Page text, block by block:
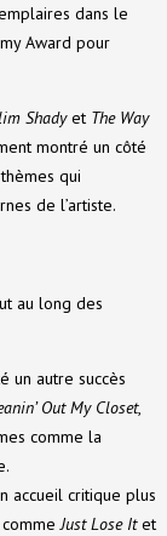
dans le
Award pour
Shadyet The Way
montré un côté
qui
de l’artiste.
au long des
un autre succès
Out My Closet,
comme la
accueil critique plus
commeJust Lose Itet